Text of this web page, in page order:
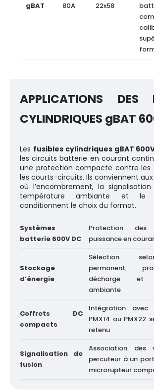
gBAT
80A
22x58
APPLICATIONS DES
CYLINDRIQUES gBAT
Les fusibles cylindriques gBAT
les circuits batterie en courant
une protection compacte contre les
les courts-circuits. Ils conviennent
où l’encombrement, la
température ambiante et le
conditionnent le choix du format.
Systèmes
batterie 600V DC
Protection
puissance en
Stockage
d’énergie
Sélection
permanent,
décharge et
ambiante
Coffrets DC
compacts
Intégration avec
PMX14 ou PMX22
retenu
Signalisation de
fusion
Association des
percuteur à un
microrupteur